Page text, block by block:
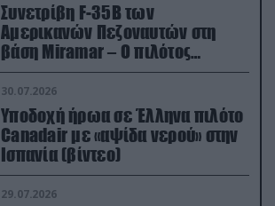
Συνετρίβη F-35B των
Αμερικανών Πεζοναυτών στη
βάση Miramar – Ο πιλότος
εκτινάχθηκε εγκαίρως
30.07.2026
Υποδοχή ήρωα σε Έλληνα πιλότο
Canadair με «αψίδα νερού» στην
Ισπανία (βίντεο)
29.07.2026